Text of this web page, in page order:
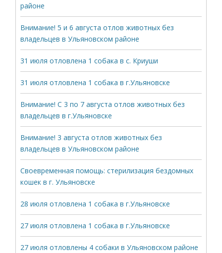
районе
Внимание! 5 и 6 августа отлов животных без
владельцев в Ульяновском районе
31 июля отловлена 1 собака в с. Криуши
31 июля отловлена 1 собака в г.Ульяновске
Внимание! С 3 по 7 августа отлов животных без
владельцев в г.Ульяновске
Внимание! 3 августа отлов животных без
владельцев в Ульяновском районе
Своевременная помощь: стерилизация бездомных
кошек в г. Ульяновске
28 июля отловлена 1 собака в г.Ульяновске
27 июля отловлена 1 собака в г.Ульяновске
27 июля отловлены 4 собаки в Ульяновском районе